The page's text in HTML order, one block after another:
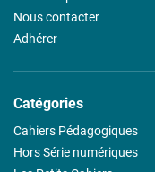
Nous contacter
Adhérer
Catégories
Cahiers Pédagogiques
Hors Série numériques